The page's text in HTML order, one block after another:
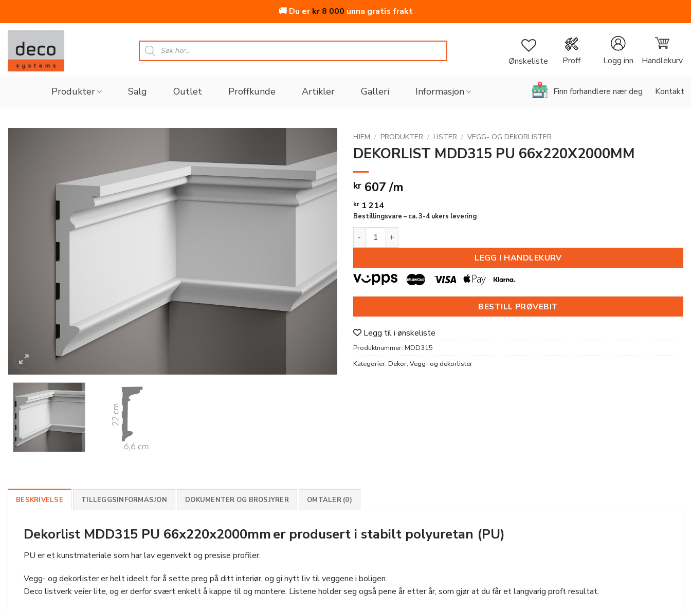
🚚 Du erkr8 000 unna gratis frakt
Skip
content
Products
search
Ønskeliste Proff Logg inn Handlekurv
Produkter Salg Outlet Proffkunde Artikler Galleri Informasjon Finn forhandlere nær deg Kontakt
Legg
til i
ønskeliste
HJEM / PRODUKTER / LISTER / VEGG- OG DEKORLISTER
DEKORLIST MDD315 PU 66x220X2000MM
kr 607 /m
kr 1 214
Bestillingsvare – ca. 3-4 ukers levering
DEKORLIST MDD315 PU 66x220X2000MM antall
LEGG I HANDLEKURV
BESTILL PRØVEBIT
Legg til i ønskeliste
Produktnummer: MDD315
Kategorier: Dekor, Vegg- og dekorlister
BESKRIVELSE TILLEGGSINFORMASJON DOKUMENTER OG BROSJYRER OMTALER (0)
Dekorlist MDD315 PU 66x220x2000mm er produsert i stabilt polyuretan (PU)
PU er et kunstmateriale som har lav egenvekt og presise profiler.
Vegg- og dekorlister er helt ideelt for å sette preg på ditt interiør, og gi nytt liv til veggene i boligen.
Deco listverk veier lite, og er derfor svært enkelt å kappe til og montere. Listene holder seg også pene år etter år, som gjør at du får et langvarig proft resultat.